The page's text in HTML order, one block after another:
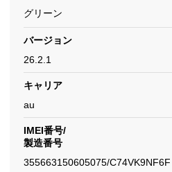
グリーン
バージョン
26.2.1
キャリア
au
IMEI番号/
製造番号
355663150605075/C74VK9NF6F